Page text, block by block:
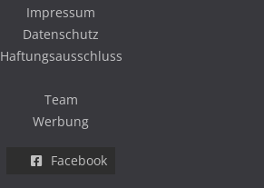
Impressum
Datenschutz
Haftungsausschluss
Team
Werbung
Facebook